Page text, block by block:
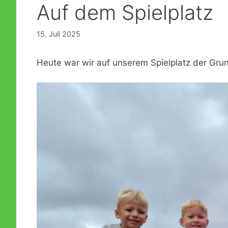
Formulare
Öffentlichkeitsarbeit
Konzeption der KiTa
Notfallplan für personelle Engpässe
Lesemaus trifft Leseratte
Auf dem Spielplatz
15. Juli 2025
Heute war wir auf unserem Spielplatz der